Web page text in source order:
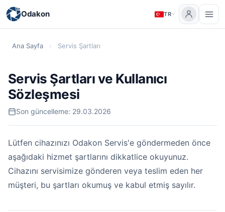
Odakon TR
Ana Sayfa › Servis Şartları
Servis Şartları ve Kullanıcı
Sözleşmesi
Son güncelleme: 29.03.2026
Lütfen cihazınızı Odakon Servis'e göndermeden önce
aşağıdaki hizmet şartlarını dikkatlice okuyunuz.
Cihazını servisimize gönderen veya teslim eden her
müşteri, bu şartları okumuş ve kabul etmiş sayılır.